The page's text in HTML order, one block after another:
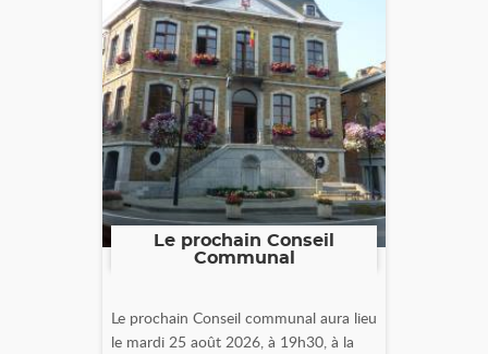
Le prochain Conseil
Communal
Le prochain Conseil communal aura lieu
le mardi 25 août 2026, à 19h30, à la